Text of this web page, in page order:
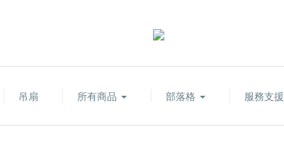
吊扇 所有商品 部落格 服務支援